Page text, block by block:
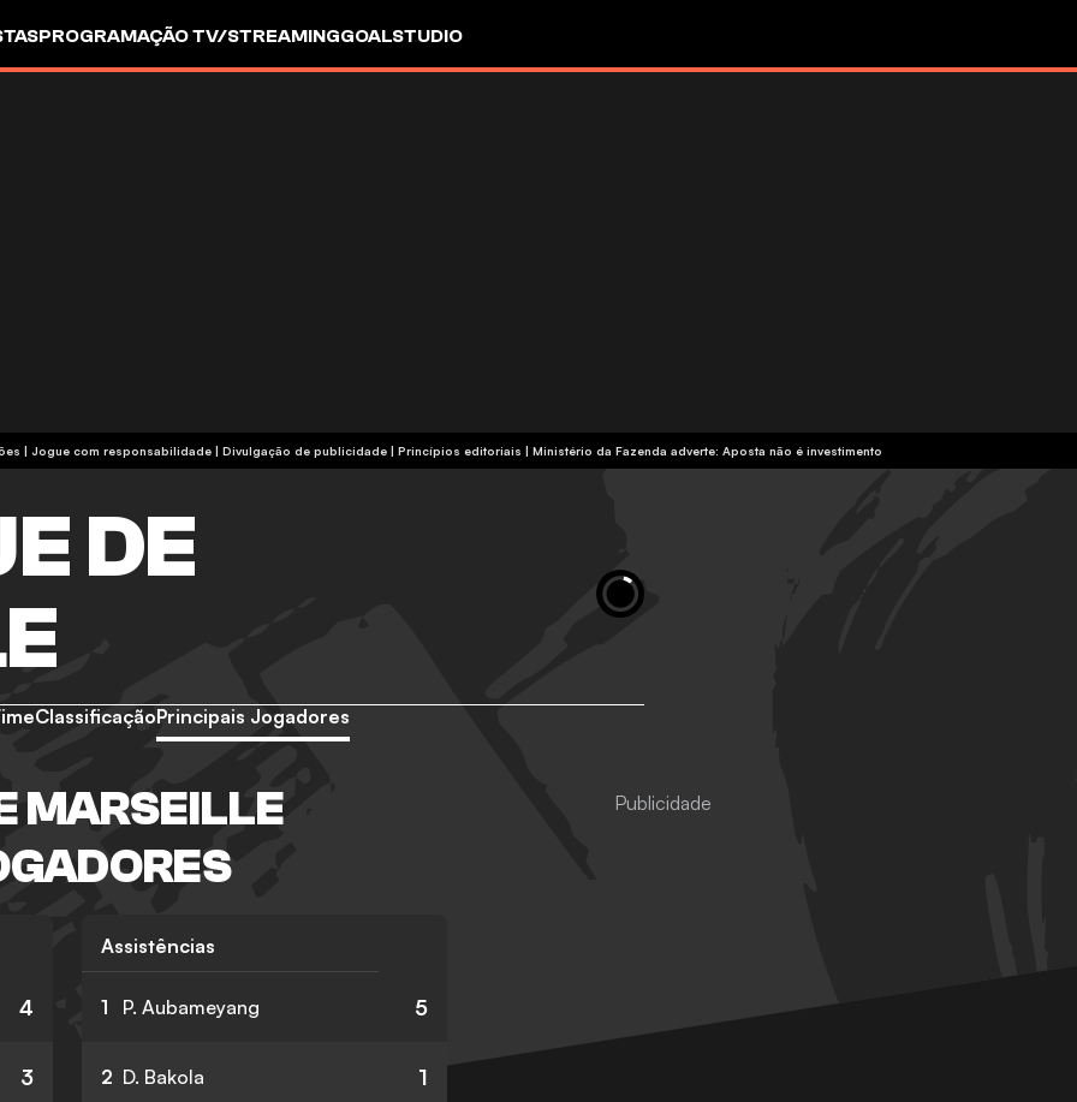
PROGRAMAÇÃO TV/STREAMINGGOALSTUDIO
e condições | Jogue com responsabilidade | Divulgação de publicidade | Princípios editoriais | Ministério da Fazenda adverte: Aposta não é investimento
DE
ClassificaçãoPrincipais Jogadores
MARSEILLE
4
3
Assistências
1 P. Aubameyang 5
2 D. Bakola 1